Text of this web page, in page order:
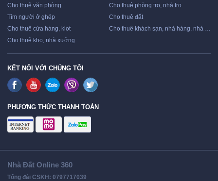
Cho thuê văn phòng
Cho thuê phòng trọ, nhà trọ
Tìm người ở ghép
Cho thuê đất
Cho thuê cửa hàng, kiot
Cho thuê khách sạn, nhà hàng, nhà nghỉ
Cho thuê kho, nhà xưởng
KẾT NỐI VỚI CHÚNG TÔI
PHƯƠNG THỨC THANH TOÁN
Nhà Đất Online 360
Tổng đài CSKH: 0797717039